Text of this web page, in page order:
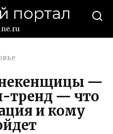
портал
—
тренд — что
и кому